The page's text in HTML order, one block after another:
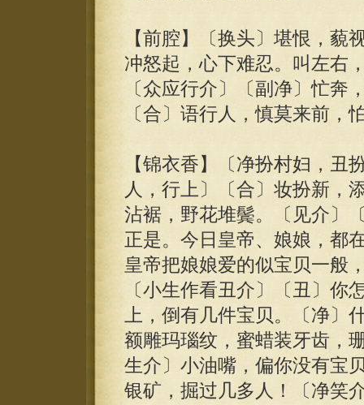
【前腔】〔换头〕堪恨，藐
冲怒起，心下难忍。叫左右
〔众应行介〕〔副净〕忙奔
〔合〕语行人，慎莫来前，
【锦衣香】〔净扮村妇，丑
人，行上〕〔合〕妆扮新，
沾裾，野花堆鬓。〔见介〕
正是。今日皇帝、娘娘，都
皇帝把娘娘爱的似宝贝一般
〔小生作看丑介〕〔丑〕你
上，倒有几件宝贝。〔净〕
额雕玛瑙纹，蜜蜡装牙齿，
生介〕小油嘴，偏你没有宝
银矿，掘过几多人！〔净笑